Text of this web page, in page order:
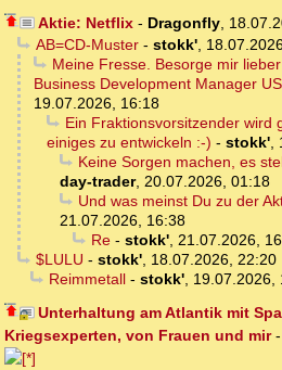
Aktie: Netflix- Dragonfly,
AB=CD-Muster- stokk',
Meine Fresse. Besorge mir
Business Development Manager
19.07.2026, 16:18
Ein Fraktionsvorsitzender wird
einiges zu entwickeln :-) - stokk',
Keine Sorgen machen, es
day-trader, 20.07.2026, 01:18
Und was meinst Du zu der
21.07.2026, 16:38
Re- stokk', 21.07.2026,
$LULU - stokk', 18.07.2026, 22:20
Reimmetall- stokk', 19.07.2026,
Unterhaltung am Atlantik mit
Kriegsexperten, von Frauen und mir-